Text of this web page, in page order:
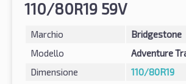
110/80R19 59V
Marchio
Bridgestone
Modello
Adventure
Dimensione
110/80R19